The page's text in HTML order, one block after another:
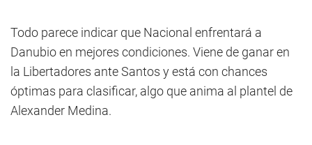
Todo parece indicar que Nacional enfrentará a
Danubio en mejores condiciones. Viene de ganar en
la Libertadores ante Santos y está con chances
óptimas para clasificar, algo que anima al plantel de
Alexander Medina.